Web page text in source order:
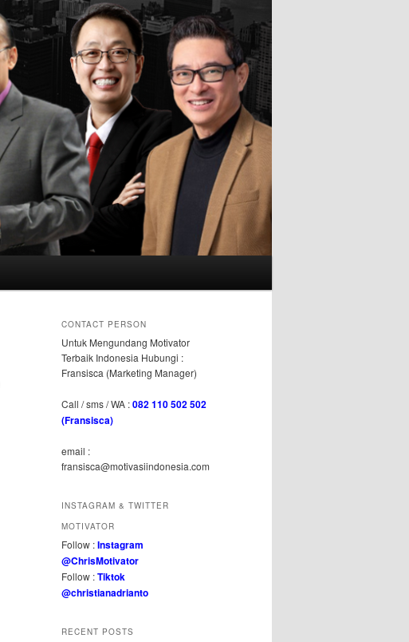
CONTACT PERSON
Untuk Mengundang Motivator
Terbaik Indonesia Hubungi :
Fransisca (Marketing Manager)
Call / sms / WA :082 110 502 502
(Fransisca)
email :
fransisca@motivasiindonesia.com
INSTAGRAM & TWITTER
MOTIVATOR
Follow :Instagram
@ChrisMotivator
Follow :Tiktok
@christianadrianto
RECENT POSTS